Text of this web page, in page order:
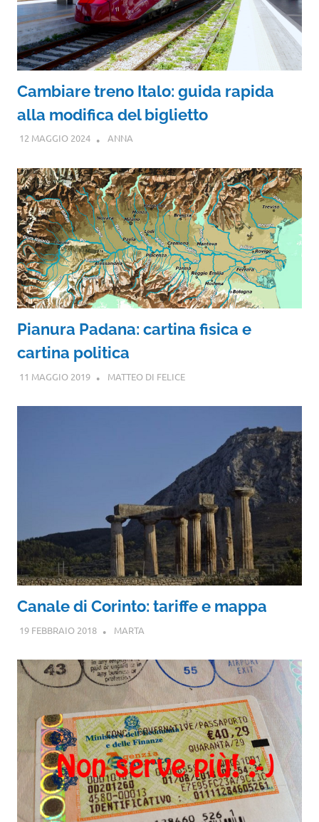
Cambiare treno Italo: guida rapida
alla modifica del biglietto
12 MAGGIO 2024 ANNA
Pianura Padana: cartina fisica e
cartina politica
11 MAGGIO 2019 MATTEO DI FELICE
Canale di Corinto: tariffe e mappa
19 FEBBRAIO 2018 MARTA